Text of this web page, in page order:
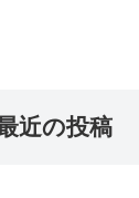
近の投稿